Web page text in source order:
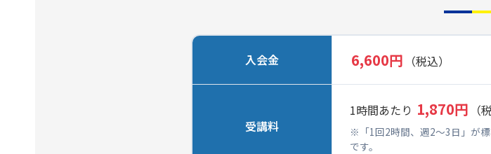
入会金 6,600円 （税込）
受講料
1時間あたり 1,870円 （
※「1回2時間、週2～3日」が
です。